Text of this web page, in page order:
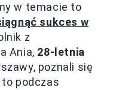
w temacie to
sukces w
z
Ania, 28-letnia
poznali się
podczas